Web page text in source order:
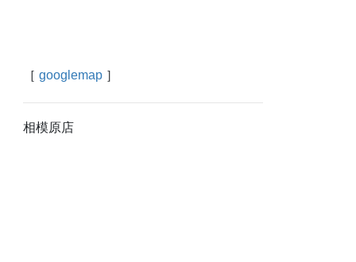
［googlemap ］
相模原店